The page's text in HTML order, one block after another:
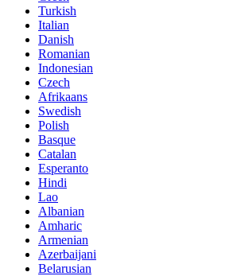
Turkish
Italian
Danish
Romanian
Indonesian
Czech
Afrikaans
Swedish
Polish
Basque
Catalan
Esperanto
Hindi
Lao
Albanian
Amharic
Armenian
Azerbaijani
Belarusian